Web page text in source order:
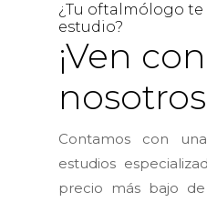
¿Tu oftalmólogo
estudio?
¡Ven con
Contamos con
estudios
precio más bajo